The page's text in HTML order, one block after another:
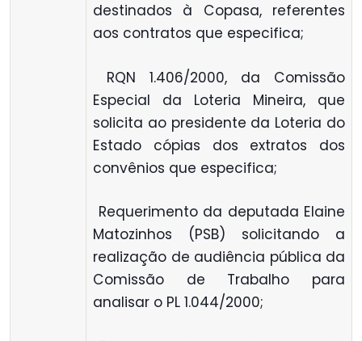
destinados à Copasa, referentes
aos contratos que especifica;
 RQN 1.406/2000, da Comissão
Especial da Loteria Mineira, que
solicita ao presidente da Loteria do
Estado cópias dos extratos dos
convênios que especifica;
 Requerimento da deputada Elaine
Matozinhos (PSB) solicitando a
realização de audiência pública da
Comissão de Trabalho para
analisar o PL 1.044/2000;